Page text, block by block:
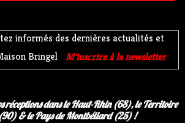
informés des dernières actualités et
Bringel
M'inscrire à la newsletter
réceptions dans le Haut-Rhin (68), le Territoire
& le Pays de Montbéliard (25) !